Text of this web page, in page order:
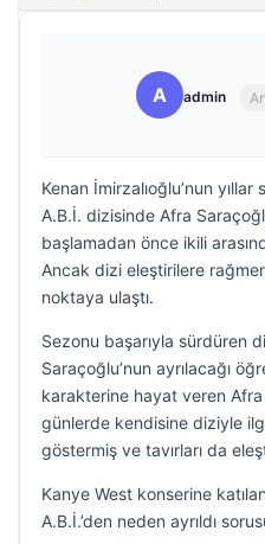
A admin
Kenan İmirzalıoğlu’nun
A.B.İ. dizisinde Afra
başlamadan önce ikili
Ancak dizi eleştirilere
noktaya ulaştı.
Sezonu başarıyla sürdüren
Saraçoğlu’nun ayrılacağı
karakterine hayat veren
günlerde kendisine diziyle
göstermiş ve tavırları da
Kanye West konserine
A.B.İ.’den neden ayrıldı